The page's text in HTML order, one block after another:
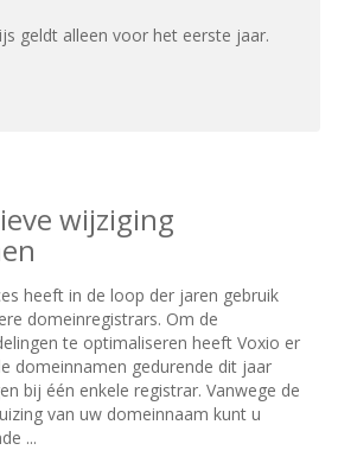
geldt alleen voor het eerste jaar.
wijziging
heeft in de loop der jaren gebruik
domeinregistrars. Om de
te optimaliseren heeft Voxio er
domeinnamen gedurende dit jaar
bij één enkele registrar. Vanwege de
van uw domeinnaam kunt u
...